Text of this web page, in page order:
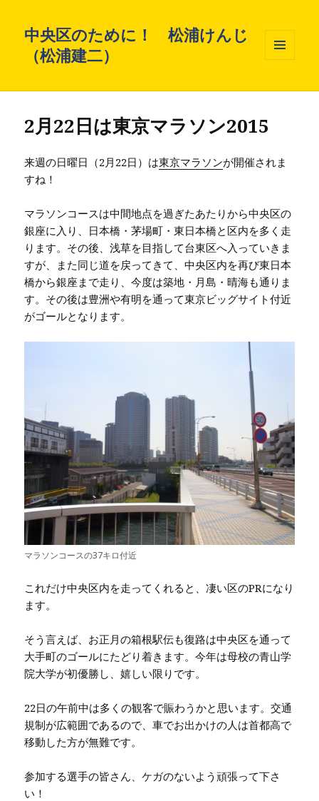
中央区のために！ 松浦けんじ
（松浦建二）
ィジェ
2月22日は東京マラソン2015
来週の日曜日（2月22日）は東京マラソンが開催されま
すね！
マラソンコースは中間地点を過ぎたあたりから中央区の
銀座に入り、日本橋・茅場町・東日本橋と区内を多く走
ります。その後、浅草を目指して台東区へ入っていきま
すが、また同じ道を戻ってきて、中央区内を再び東日本
橋から銀座まで走り、今度は築地・月島・晴海も通りま
す。その後は豊洲や有明を通って東京ビッグサイト付近
がゴールとなります。
マラソンコースの37キロ付近
これだけ中央区内を走ってくれると、凄い区のPRになり
ます。
そう言えば、お正月の箱根駅伝も復路は中央区を通って
大手町のゴールにたどり着きます。今年は母校の青山学
院大学が初優勝し、嬉しい限りです。
22日の午前中は多くの観客で賑わうかと思います。交通
規制が広範囲であるので、車でお出かけの人は首都高で
移動した方が無難です。
参加する選手の皆さん、ケガのないよう頑張って下さ
い！